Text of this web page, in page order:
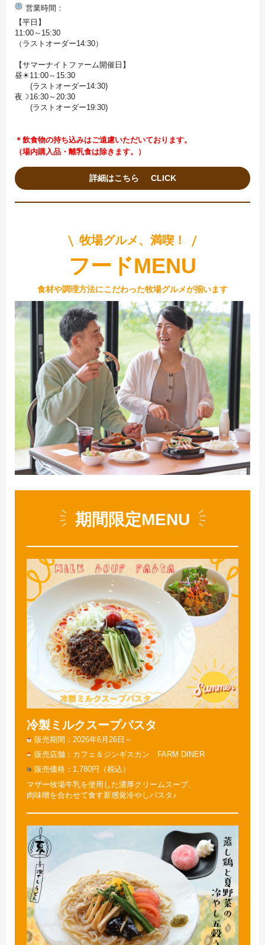
営業時間
【平日】
11:00～15:30
（ラストオーダー14:30）
【サマーナイトファーム開催日】
昼☀11:00～15:30
(ラストオーダー14:30)
夜☽16:30～20:30
(ラストオーダー19:30)
＊飲食物の持ち込みはご遠慮いただいております。
（場内購入品・離乳食は除きます。）
詳細はこちら
牧場グルメ、満喫！
フードMENU
食材や調理方法にこだわった牧場グルメが揃います
期間限定MENU
冷製ミルクスープパスタ
販売期間
2026年6月26日～
販売店舗
カフェ＆ジンギスカン FARM DINER
販売価格
1,780円（税込）
マザー牧場牛乳を使用した濃厚クリームスープ、
肉味噌を合わせて食す新感覚冷やしパスタ♪